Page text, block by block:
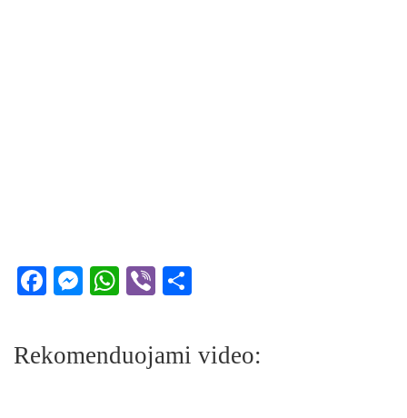
Facebook
Messenger
WhatsApp
Viber
Rekomenduojami video: